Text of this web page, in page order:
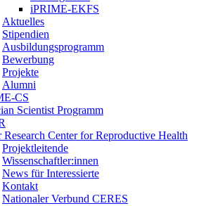
iPRIME-EKFS
Aktuelles
Stipendien
Ausbildungsprogramm
Bewerbung
Projekte
Alumni
CS
Scientist Programm
Research Center for Reproductive Health
Projektleitende
Wissenschaftler:innen
News für Interessierte
Kontakt
Nationaler Verbund CERES